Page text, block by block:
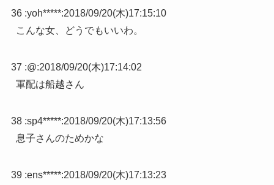
36 :yoh*****:2018/09/20(木)17:15:10
こんな女、どうでもいいわ。
37 :@:2018/09/20(木)17:14:02
軍配は船越さん
38 :sp4*****:2018/09/20(木)17:13:56
息子さんのためかな
39 :ens*****:2018/09/20(木)17:13:23